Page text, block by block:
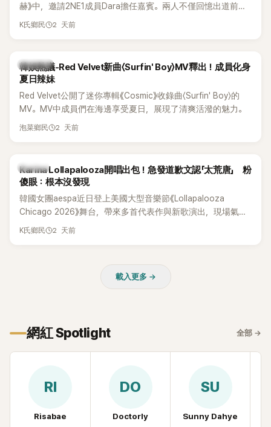
赫》中，邀請2NE1成員Dara擔任嘉賓。兩人不僅回憶出道前的
青澀往事，也首度聊起當年鬧得沸沸揚揚的緋聞，讓東海忍不
K氏鄉民 2 天前
熱議討論
韓娛熱議-Red Velvet新曲〈Surfin' Boy〉MV釋出！成員化身
夏日辣妹
Red Velvet公開了迷你專輯《Cosmic》收錄曲〈Surfin' Boy〉的
MV。MV中成員們在海邊享受夏日，展現了清爽活潑的魅力。
泡菜鄉民 2 天前
K-POP
Karina Lollapalooza開唱出包！急發道歉文認「太荒唐」 粉
傻眼：根本沒發現
韓國女團aespa近日登上美國大型音樂節《Lollapalooza
Chicago 2026》舞台，帶來多首代表作與新歌演出，現場氣氛
嗨翻。不過，成員Karina卻在演出後主動坦承，自己因為太緊
K氏鄉民 2 天前
載入更多 →
網紅 Spotlight 全部 →
RI
Risabae
DO
Doctorly
SU
Sunny Dahye